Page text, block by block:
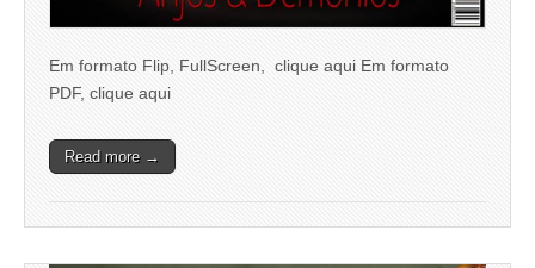
Em formato Flip, FullScreen, clique aqui Em formato
PDF, clique aqui
Read more →